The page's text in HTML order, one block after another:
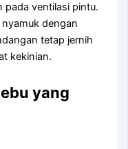
pada ventilasi pintu.
dengan
tetap jernih
kekinian.
yang